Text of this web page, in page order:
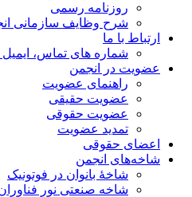
روزنامه رسمی
شرح وظایف سازمانی
ارتباط با ما
شماره های تماس، ایمیل
عضویت در انجمن
راهنمای عضویت
عضویت حقیقی
عضویت حقوقی
تمدید عضویت
اعضای حقوقی
شاخه‌های انجمن
شاخۀ بانوان در فوتونیک
شاخه صنعتی نور فناوران